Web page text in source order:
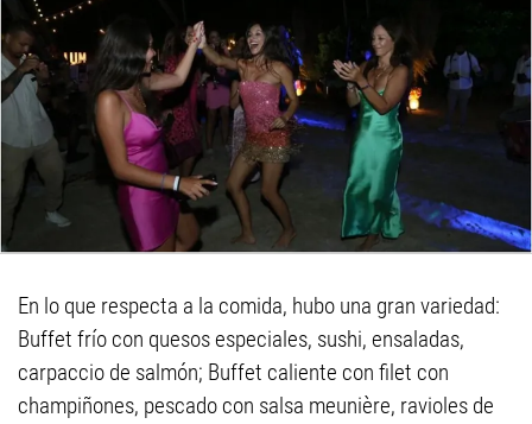
En lo que respecta a la comida, hubo una gran variedad:
Buffet frío con quesos especiales, sushi, ensaladas,
carpaccio de salmón; Buffet caliente con filet con
champiñones, pescado con salsa meunière, ravioles de